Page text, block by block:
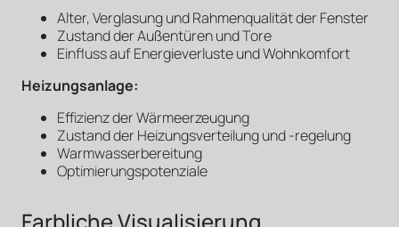
Alter, Verglasung und Rahmenqualität der Fenster
Zustand der Außentüren und Tore
Einfluss auf Energieverluste und Wohnkomfort
Heizungsanlage:
Effizienz der Wärmeerzeugung
Zustand der Heizungsverteilung und -regelung
Warmwasserbereitung
Optimierungspotenziale